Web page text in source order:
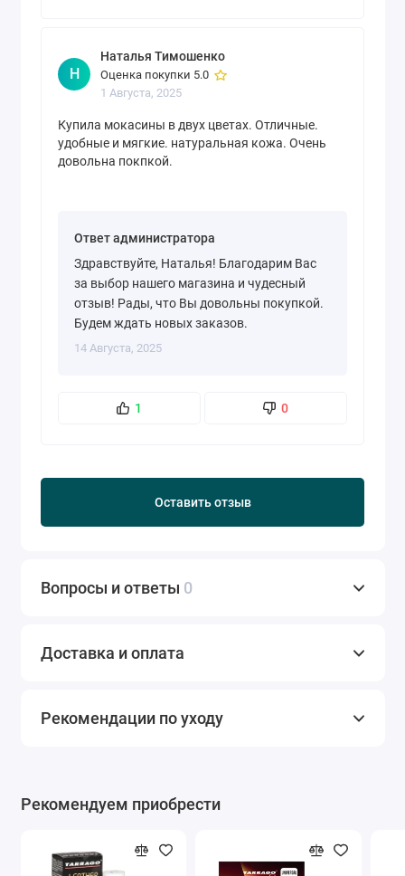
Н
Наталья Тимошенко
Оценка покупки 5.0
1 Августа, 2025
Купила мокасины в двух цветах. Отличные.
удобные и мягкие. натуральная кожа. Очень
довольна покпкой.
1 0
Ответ администратора
Здравствуйте, Наталья! Благодарим Вас
за выбор нашего магазина и чудесный
отзыв! Рады, что Вы довольны покупкой.
Будем ждать новых заказов.
14 Августа, 2025
Оставить отзыв
Вопросы и ответы 0
Доставка и оплата
Рекомендации по уходу
Рекомендуем приобрести